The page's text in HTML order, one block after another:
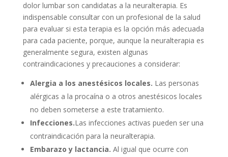
dolor lumbar son candidatas a la neuralterapia. Es
indispensable consultar con un profesional de la salud
para evaluar si esta terapia es la opción más adecuada
para cada paciente, porque, aunque la neuralterapia es
generalmente segura, existen algunas
contraindicaciones y precauciones a considerar:
Alergia a los anestésicos locales. Las personas
alérgicas a la procaína o a otros anestésicos locales
no deben someterse a este tratamiento.
Infecciones.Las infecciones activas pueden ser una
contraindicación para la neuralterapia.
Embarazo y lactancia. Al igual que ocurre con